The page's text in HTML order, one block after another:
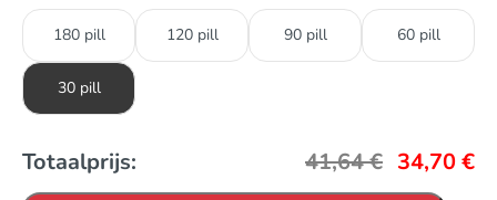
180 pill 120 pill 90 pill 60 pill
30 pill
Totaalprijs: 41,64€ 34,70€